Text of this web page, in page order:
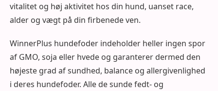
vitalitet og høj aktivitet hos din hund, uanset race,
alder og vægt på din firbenede ven.
WinnerPlus hundefoder indeholder heller ingen spor
af GMO, soja eller hvede og garanterer dermed den
højeste grad af sundhed, balance og allergivenlighed
i deres hundefoder. Alle de sunde fedt- og